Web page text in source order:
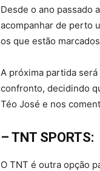
Desde o ano passado
acompanhar de perto
os que estão
A próxima partida
confronto, decidindo
Téo José e nos
– TNT SPORTS:
O TNT é outra opção